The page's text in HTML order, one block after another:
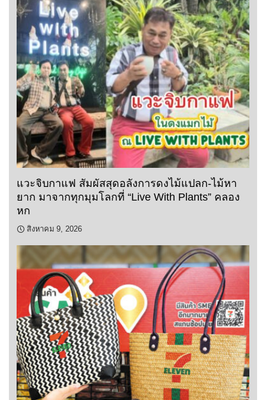
แวะจิบกาแฟ สัมผัสสุดอลังการดงไม้แปลก-ไม้หา
ยาก มาจากทุกมุมโลกที่ “Live With Plants” คลอง
หก
สิงหาคม 9, 2026